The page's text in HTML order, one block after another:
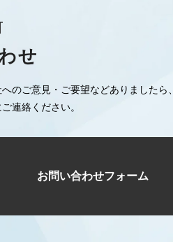
せ
のご意見・ご要望などありましたら、
連絡ください。
お問い合わせフォーム